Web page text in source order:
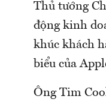
Thủ tướng
động kinh
khúc khách
biểu của
Ông Tim